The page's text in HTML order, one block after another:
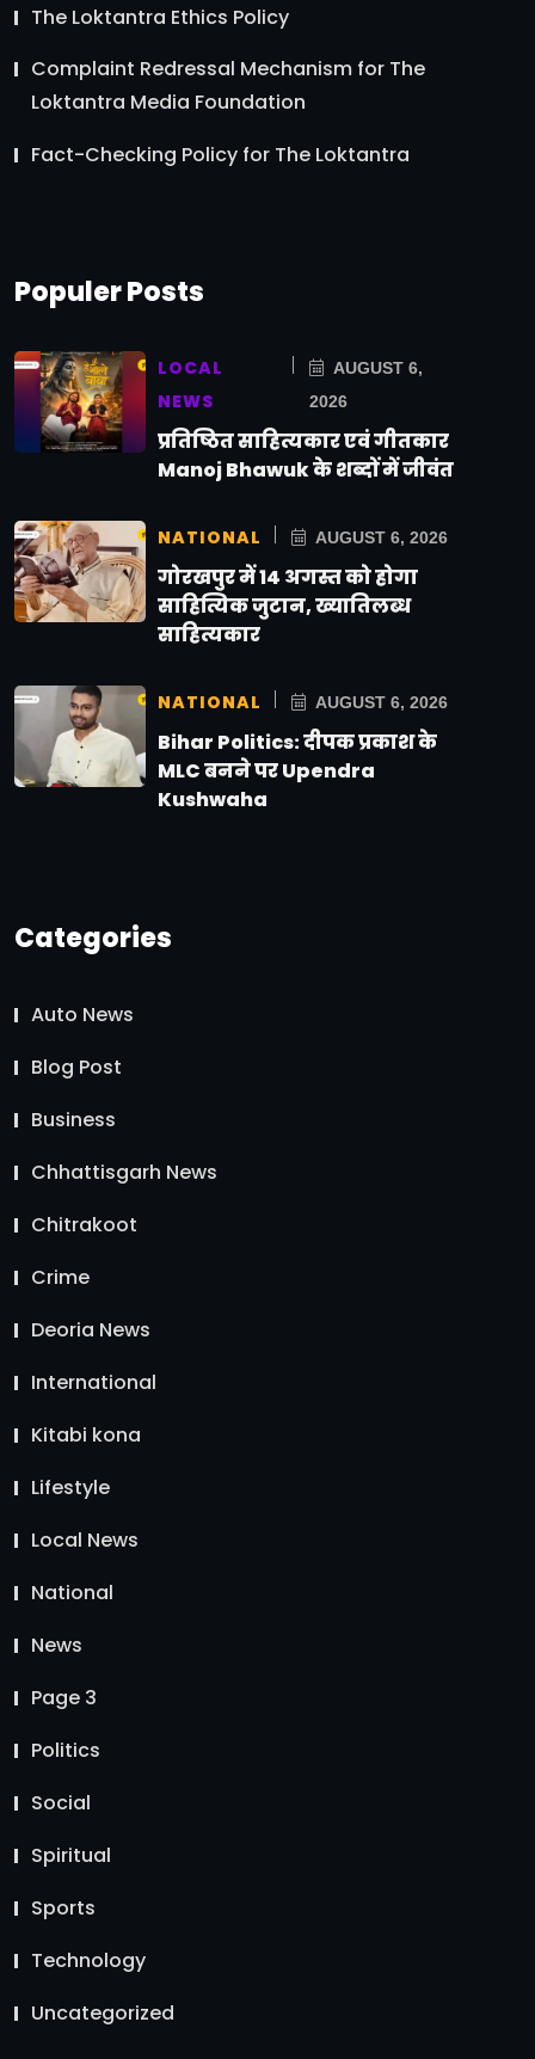
The Loktantra Ethics Policy
Complaint Redressal Mechanism for The
Loktantra Media Foundation
Fact-Checking Policy for The Loktantra
Populer Posts
LOCAL
NEWS
AUGUST 6,
2026
प्रतिष्ठित साहित्यकार एवं गीतकार
Manoj Bhawuk के शब्दों में जीवंत
NATIONAL AUGUST 6, 2026
गोरखपुर में 14 अगस्त को होगा
साहित्यिक जुटान, ख्यातिलब्ध
साहित्यकार
NATIONAL AUGUST 6, 2026
Bihar Politics: दीपक प्रकाश के
MLC बनने पर Upendra
Kushwaha
Categories
Auto News
Blog Post
Business
Chhattisgarh News
Chitrakoot
Crime
Deoria News
International
Kitabi kona
Lifestyle
Local News
National
News
Page 3
Politics
Social
Spiritual
Sports
Technology
Uncategorized